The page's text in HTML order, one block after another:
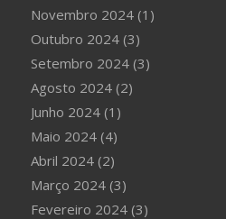
Novembro 2024(1)
Outubro 2024(3)
Setembro 2024(3)
Agosto 2024(2)
Junho 2024(1)
Maio 2024(4)
Abril 2024(2)
Março 2024(3)
Fevereiro 2024(3)